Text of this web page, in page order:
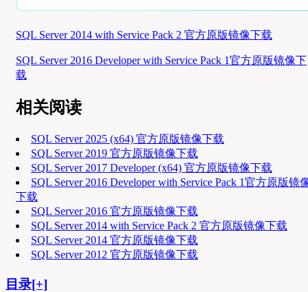
SQL Server 2014 with Service Pack 2 官方原版镜像下载
SQL Server 2016 Developer with Service Pack 1官方原版镜像下
载
相关阅读
SQL Server 2025 (x64) 官方原版镜像下载
SQL Server 2019 官方原版镜像下载
SQL Server 2017 Developer (x64) 官方原版镜像下载
SQL Server 2016 Developer with Service Pack 1官方原版镜
下载
SQL Server 2016 官方原版镜像下载
SQL Server 2014 with Service Pack 2 官方原版镜像下载
SQL Server 2014 官方原版镜像下载
SQL Server 2012 官方原版镜像下载
目录[+]